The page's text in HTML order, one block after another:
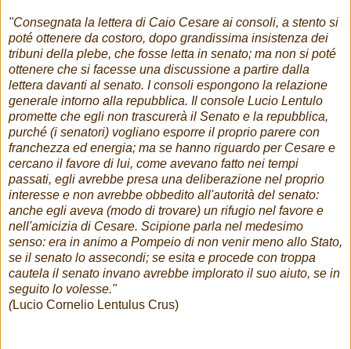
"Consegnata la lettera di Caio Cesare ai consoli, a stento si
poté ottenere da costoro, dopo grandissima insistenza dei
tribuni della plebe, che fosse letta in senato; ma non si poté
ottenere che si facesse una discussione a partire dalla
lettera davanti al senato. I consoli espongono la relazione
generale intorno alla repubblica. Il console Lucio Lentulo
promette che egli non trascurerà il Senato e la repubblica,
purché (i senatori) vogliano esporre il proprio parere con
franchezza ed energia; ma se hanno riguardo per Cesare e
cercano il favore di lui, come avevano fatto nei tempi
passati, egli avrebbe presa una deliberazione nel proprio
interesse e non avrebbe obbedito all'autorità del senato:
anche egli aveva (modo di trovare) un rifugio nel favore e
nell'amicizia di Cesare. Scipione parla nel medesimo
senso: era in animo a Pompeio di non venir meno allo Stato,
se il senato lo assecondi; se esita e procede con troppa
cautela il senato invano avrebbe implorato il suo aiuto, se in
seguito lo volesse."
(Lucio Cornelio Lentulus Crus)